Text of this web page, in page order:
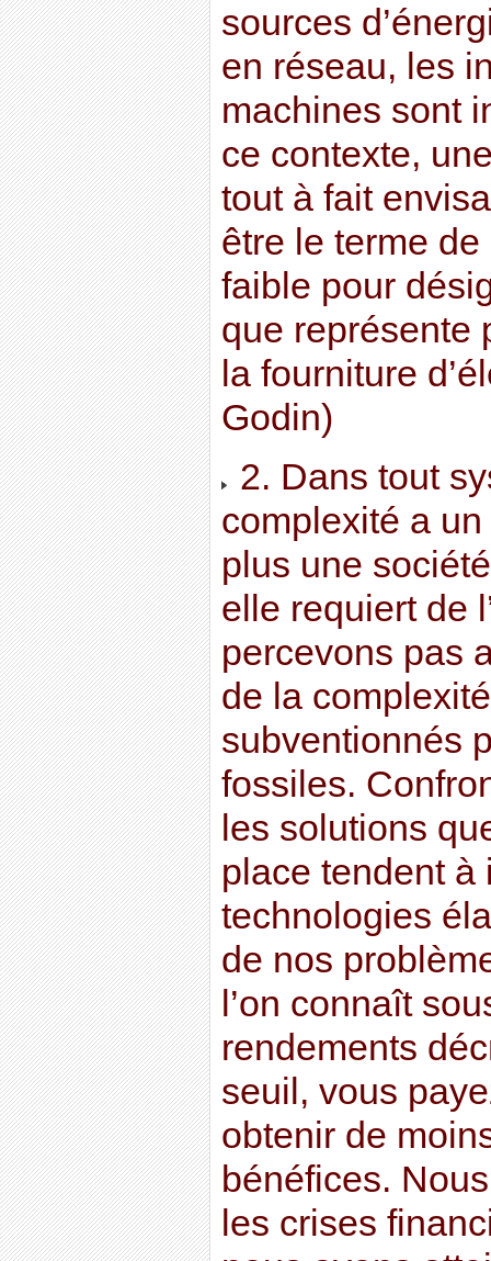
sources
en réseau, les
machines sont
ce contexte,
tout à fait
être le terme
faible pour
que représente
la fourniture
Godin)
2. Dans tout
complexité a
plus une
elle requiert de
percevons pas
de la
subventionnés
fossiles.
les solutions
place tendent à
technologies
de nos
l’on connaît
rendements
seuil, vous
obtenir de
bénéfices.
les crises